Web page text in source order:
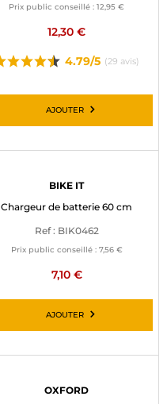
Prix public conseillé : 12,95 €
12,30 €
4.79/5 (29 avis)
AJOUTER
BIKE IT
Chargeur de batterie 60 cm
Ref : BIK0462
Prix public conseillé : 7,56 €
7,10 €
AJOUTER
OXFORD